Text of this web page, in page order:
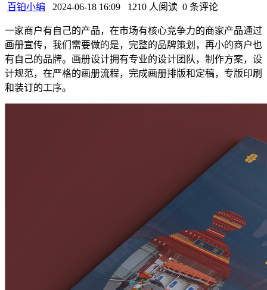
百铂小编 2024-06-18 16:09 1210 人阅读 0 条评论
一家商户有自己的产品，在市场有核心竞争力的商家产品通过
画册宣传，我们需要做的是，完整的品牌策划，再小的商户也
有自己的品牌。画册设计拥有专业的设计团队，制作方案，设
计规范，在严格的画册流程，完成画册排版和定稿，专版印刷
和装订的工序。